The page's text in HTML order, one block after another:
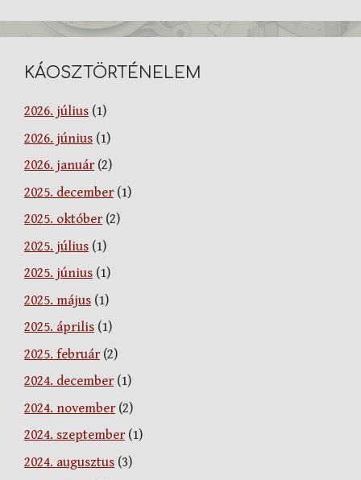
KÁOSZTÖRTÉNELEM
2026. július (1)
2026. június (1)
2026. január(2)
2025. december(1)
2025. október(2)
2025. július (1)
2025. június (1)
2025. május (1)
2025. április (1)
2025. február(2)
2024. december(1)
2024. november(2)
2024. szeptember(1)
2024. augusztus (3)